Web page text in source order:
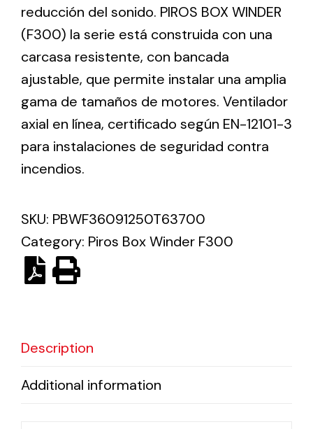
Solar lighting
Variety of solar solutions for all kinds of needs.
reducción del sonido. PIROS BOX WINDER
(F300) la serie está construida con una
carcasa resistente, con bancada
ajustable, que permite instalar una amplia
gama de tamaños de motores. Ventilador
axial en línea, certificado según EN-12101-3
para instalaciones de seguridad contra
incendios.
SKU: PBWF36091250T63700
Category: Piros Box Winder F300
Description
Additional information